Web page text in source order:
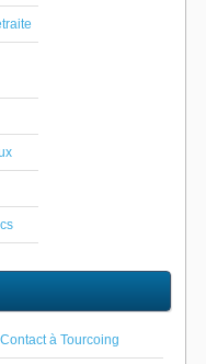
à Tourcoing